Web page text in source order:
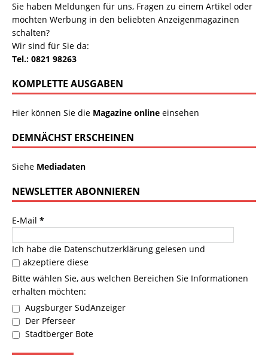
Sie haben Meldungen für uns, Fragen zu einem Artikel oder
möchten Werbung in den beliebten Anzeigenmagazinen
schalten?
Wir sind für Sie da:
Tel.: 0821 98263
KOMPLETTE AUSGABEN
Hier können Sie die Magazine online einsehen
DEMNÄCHST ERSCHEINEN
Siehe Mediadaten
NEWSLETTER ABONNIEREN
E-Mail *
Ich habe die Datenschutzerklärung gelesen und
akzeptiere diese
Bitte wählen Sie, aus welchen Bereichen Sie Informationen
erhalten möchten:
Augsburger SüdAnzeiger
Der Pferseer
Stadtberger Bote